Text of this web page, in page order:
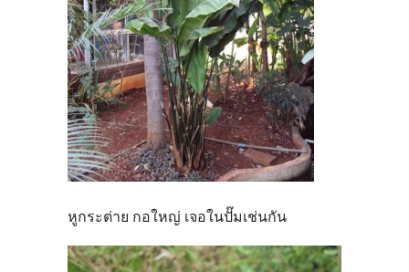
หูกระต่าย กอใหญ่ เจอในปั๊มเช่นกัน